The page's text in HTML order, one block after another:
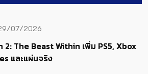
07/2026
2: The Beast Within เพิ่ม PS5, Xbox
และแผ่นจริง